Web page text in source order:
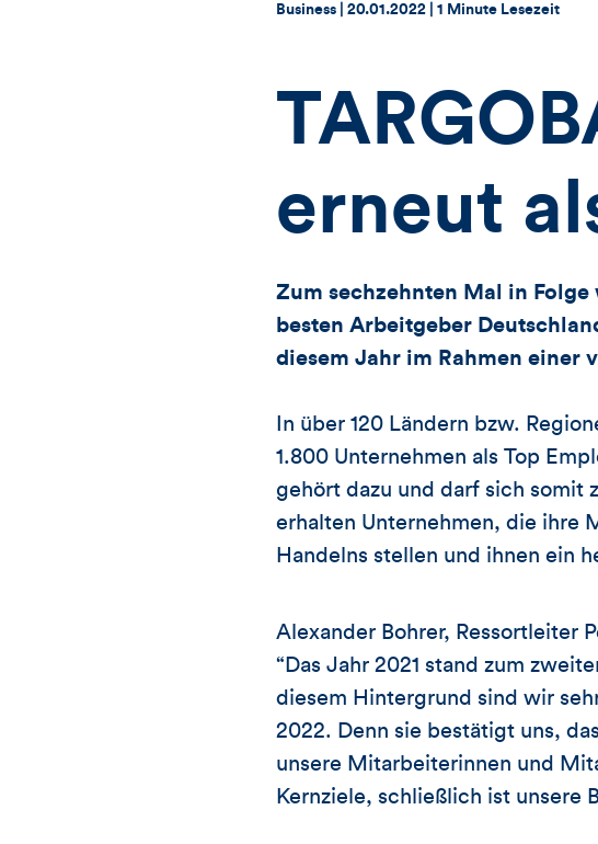
Thema:
Business | Datum:
20.01.2022 1 Minute Lesezeit
erneut
Zum sechzehnten Mal in Folge
besten Arbeitgeber
diesem Jahr im Rahmen einer
In über 120 Ländern bzw.
1.800 Unternehmen als Top
gehört dazu und darf sich somit
erhalten Unternehmen, die ihre
Handelns stellen und ihnen ein
Alexander Bohrer, Ressortleiter
“Das Jahr 2021 stand zum
diesem Hintergrund sind wir
2022. Denn sie bestätigt uns,
unsere Mitarbeiterinnen und
Kernziele, schließlich ist unsere